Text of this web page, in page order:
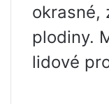
okrasné,
plodiny.
lidové